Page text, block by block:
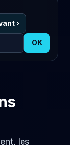
›
page
OK
les